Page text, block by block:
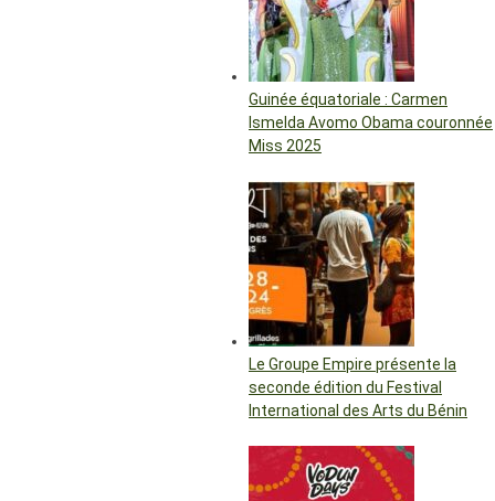
Guinée équatoriale : Carmen
Ismelda Avomo Obama couronnée
Miss 2025
Le Groupe Empire présente la
seconde édition du Festival
International des Arts du Bénin